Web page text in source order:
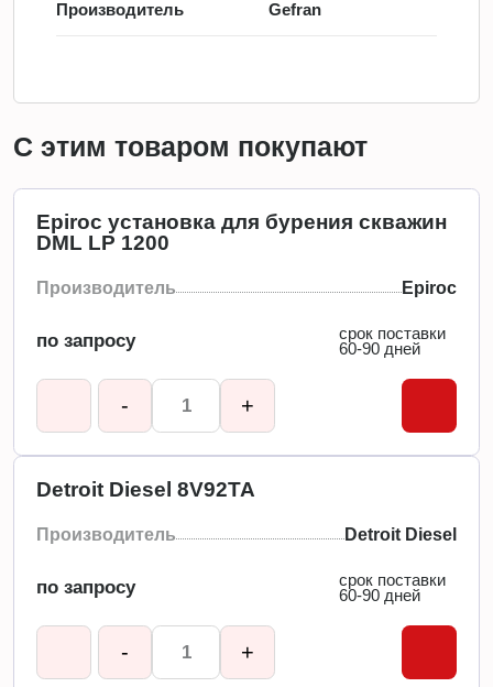
Производитель Gefran
С этим товаром покупают
Epiroc установка для бурения скважин
DML LP 1200
Производитель Epiroc
по запросу
срок поставки
60-90 дней
- +
Detroit Diesel 8V92TA
Производитель Detroit Diesel
по запросу
срок поставки
60-90 дней
- +